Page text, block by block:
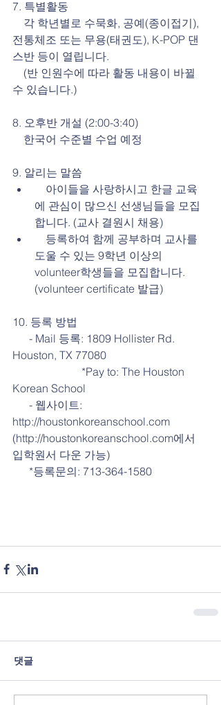
7. 특별활동
전통체조 또는 무용(태권도), K-POP 댄
스반 등이 열립니다.
수 있습니다.)
8. 오후반 개설 (2:00-3:40)
    한국어 수준별 수업 예정
9. 알리는 말씀
에 관심이 많으신 선생님들을 모집
합니다. (교사 결원시 채용)
도울 수 있는 9학년 이상의
volunteer학생들을 모집합니다.
(volunteer certificate 발급)
10. 등록 방법
Houston, TX 77080
Korean School
http://houstonkoreanschool.com
(http://houstonkoreanschool.com에서
입학원서 다운 가능)
      *등록문의: 713-364-1580
댓글